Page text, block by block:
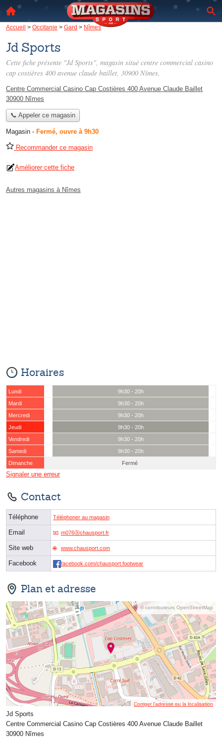
Accueil > Occitanie > Gard > Nîmes
Jd Sports
Cette fiche présente "Jd Sports", magasin situé centre commercial casino
cap costières 400 avenue claude baillet, 30900 Nîmes.
Centre Commercial Casino Cap Costières 400 Avenue Claude Baillet
30900 Nîmes
📞 Appeler ce magasin
Magasin - Fermé, ouvre à 9h30
Recommander ce magasin
Améliorer cette fiche
Autres magasins à Nîmes
Horaires
Lundi
9h30 - 20h
Mardi
9h30 - 20h
Mercredi
9h30 - 20h
Jeudi
9h30 - 20h
Vendredi
9h30 - 20h
Samedi
9h30 - 20h
Dimanche
Fermé
Signaler une erreur
Contact
Téléphone Téléphoner au magasin
Email m076ⓐchausport.fr
Site web www.chausport.com
Facebook facebook.com/chausport.footwear
Plan et adresse
© contributeurs OpenStreetMap
Corriger l’adresse ou la localisation
Jd Sports
Centre Commercial Casino Cap Costières 400 Avenue Claude Baillet
30900 Nîmes